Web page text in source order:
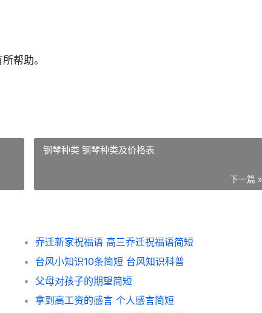
帮助。
钢琴种类 钢琴种类及价格表
下一篇 »
乔迁新家祝福语 高三乔迁祝福语简短
台风小知识10条简短 台风知识科普
父母对孩子的期望简短
拿到高工资的感言 个人感言简短